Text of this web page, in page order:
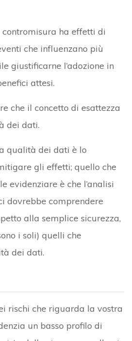
ha effetti di
che influenzano più
giustificarne l’adozione in
attesi.
che il concetto di esattezza
dei dati.
qualità dei dati è lo
gli effetti; quello che
evidenziare è che l’analisi
dovrebbe comprendere
alla semplice sicurezza,
i soli) quelli che
dei dati.
rischi che riguarda la vostra
un basso profilo di